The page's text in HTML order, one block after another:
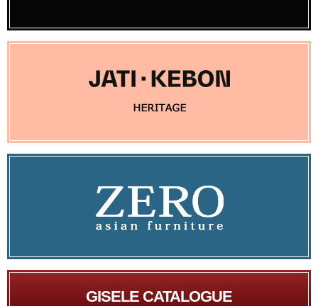
GISELE CATALOGUE